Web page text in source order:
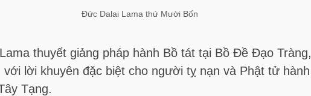
Đức Dalai Lama thứ Mười Bốn
thuyết giảng pháp hành Bồ tát tại Bồ Đề Đạo Tràng,
với lời khuyên đặc biệt cho người tỵ nạn và Phật tử hành
Tạng.